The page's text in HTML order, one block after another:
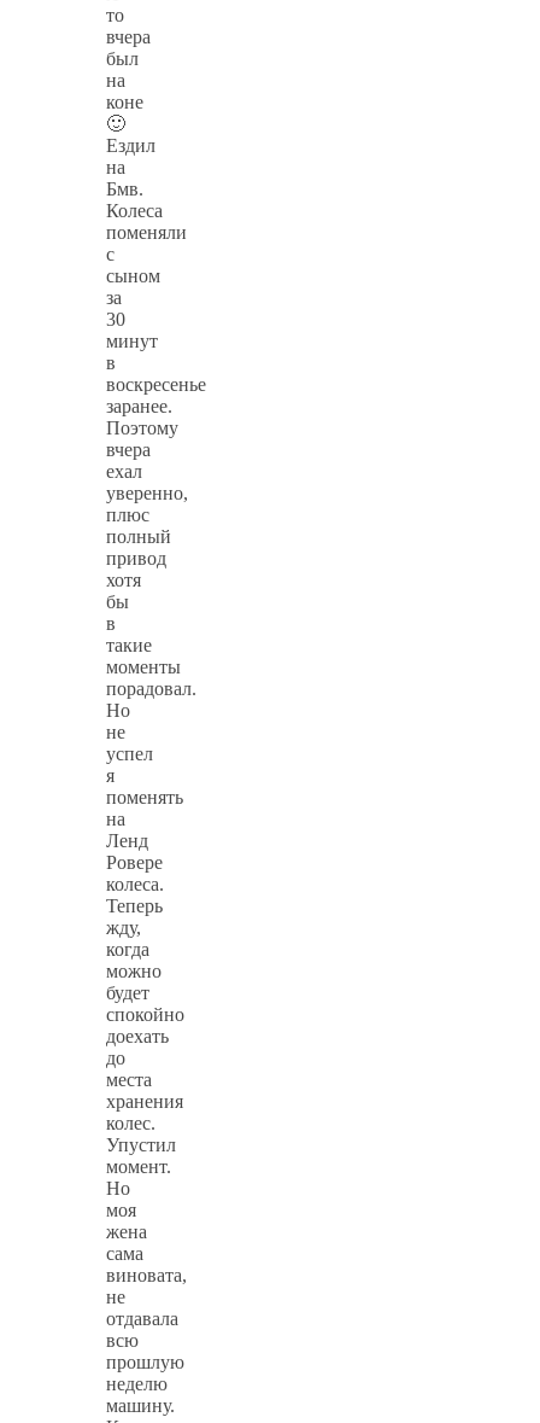
то
вчера
был
на
коне
🙂
Ездил
на
Бмв.
Колеса
поменяли
с
сыном
за
30
минут
в
воскресенье
заранее.
Поэтому
вчера
ехал
уверенно,
плюс
полный
привод
хотя
бы
в
такие
моменты
порадовал.
Но
не
успел
я
поменять
на
Ленд
Ровере
колеса.
Теперь
жду,
когда
можно
будет
спокойно
доехать
до
места
хранения
колес.
Упустил
момент.
Но
моя
жена
сама
виновата,
не
отдавала
всю
прошлую
неделю
машину.